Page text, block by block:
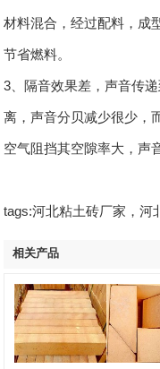
材料混合，经过配料，成
节省燃料。
3、隔音效果差，声音传
离，声音分贝减少很少，
空气阻挡其空隙率大，声
tags:河北粘土砖厂家，河
相关产品